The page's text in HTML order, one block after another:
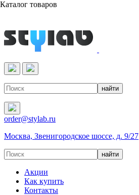
Реактивы & Оборудование
order@stylab.ru
Москва, Звенигородское шоссе, д. 9/27
Акции
Как купить
Контакты
Каталог товаров